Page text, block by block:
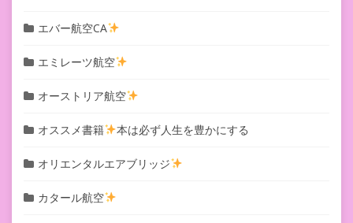
エバー航空CA
エミレーツ航空
オーストリア航空
オススメ書籍 本は必ず人生を豊かにする
オリエンタルエアブリッジ
カタール航空